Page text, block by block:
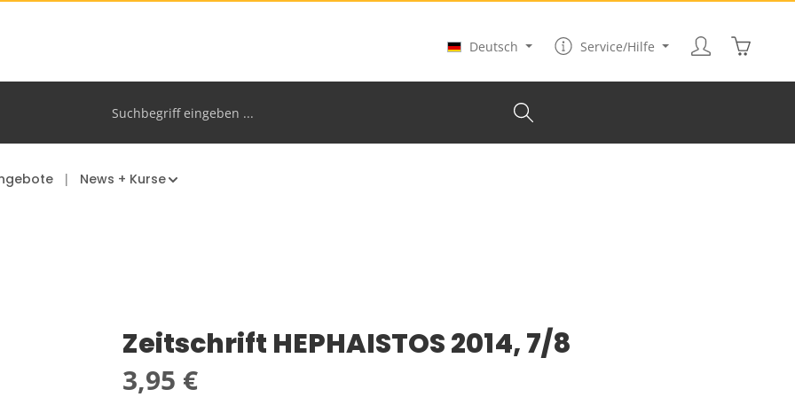
Deutsch
Service/Hilfe
News + Kurse
Zeitschrift HEPHAISTOS 2014, 7/8
Regulärer Preis:
3,95 €